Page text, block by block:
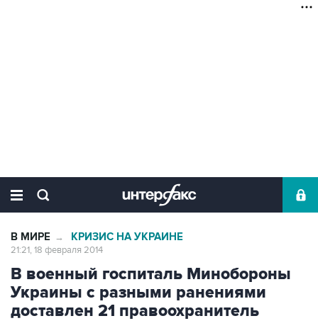
В МИРЕ → КРИЗИС НА УКРАИНЕ
21:21, 18 февраля 2014
В военный госпиталь Минобороны
Украины с разными ранениями
доставлен 21 правоохранитель